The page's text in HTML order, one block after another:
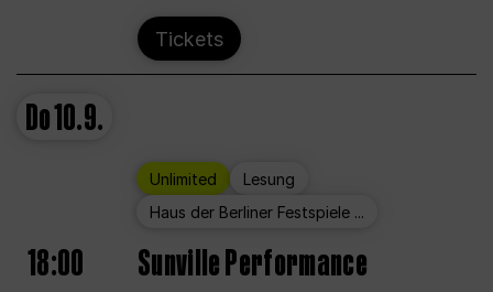
Tickets
Do10.9.
Unlimited
Lesung
Haus der Berliner Festspiele ...
18:00 Sunville Performance